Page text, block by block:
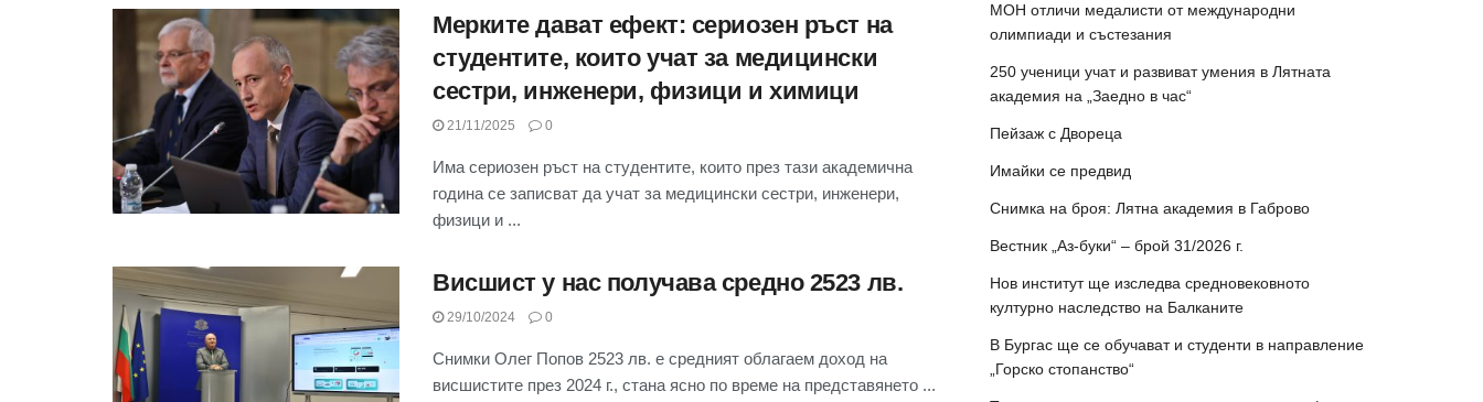
Мерките дават ефект: сериозен ръст на
студентите, които учат за медицински
сестри, инженери, физици и химици
21/11/2025 0
Има сериозен ръст на студентите, които през тази академична
година се записват да учат за медицински сестри, инженери,
физици и ...
Висшист у нас получава средно 2523 лв.
29/10/2024 0
Снимки Олег Попов 2523 лв. е средният облагаем доход на
висшистите през 2024 г., стана ясно по време на представянето ...
МОН отличи медалисти от международни
олимпиади и състезания
250 ученици учат и развиват умения в Лятната
академия на „Заедно в час“
Пейзаж с Двореца
Имайки се предвид
Снимка на броя: Лятна академия в Габрово
Вестник „Аз-буки“ – брой 31/2026 г.
Нов институт ще изследва средновековното
културно наследство на Балканите
В Бургас ще се обучават и студенти в направление
„Горско стопанство“